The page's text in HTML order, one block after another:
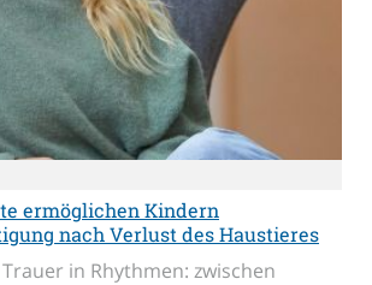
ermöglichen Kindern
nach Verlust des Haustieres
in Rhythmen: zwischen